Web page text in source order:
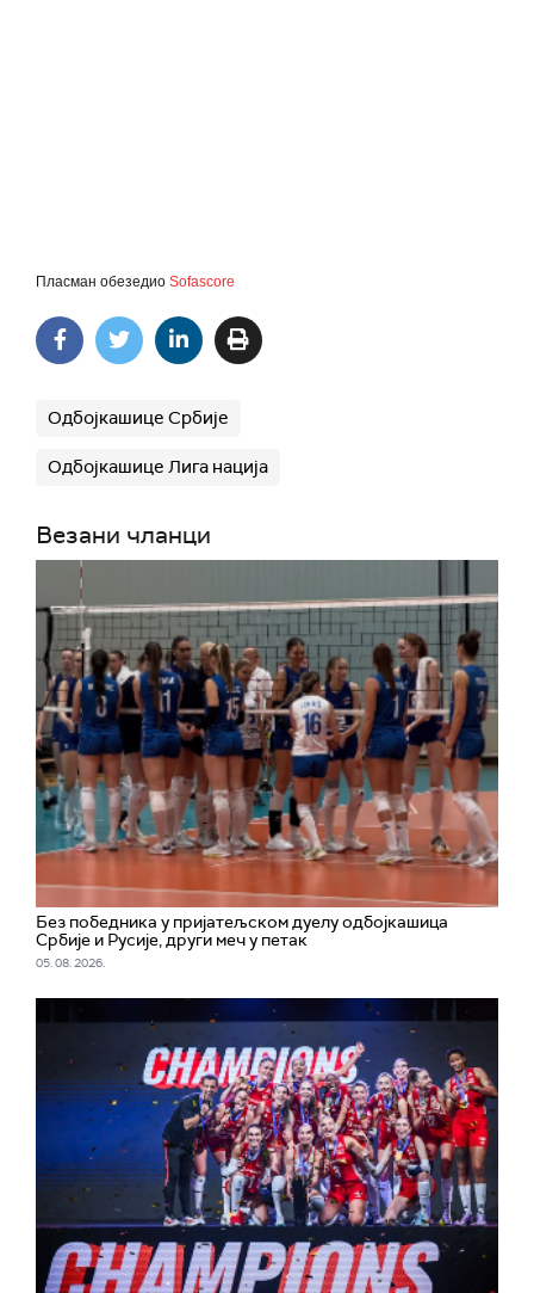
Пласман обезедио Sofascore
Одбојкашице Србије
Одбојкашице Лига нација
Везани чланци
Без победника у пријатељском дуелу одбојкашица
Србије и Русије, други меч у петак
05. 08. 2026.